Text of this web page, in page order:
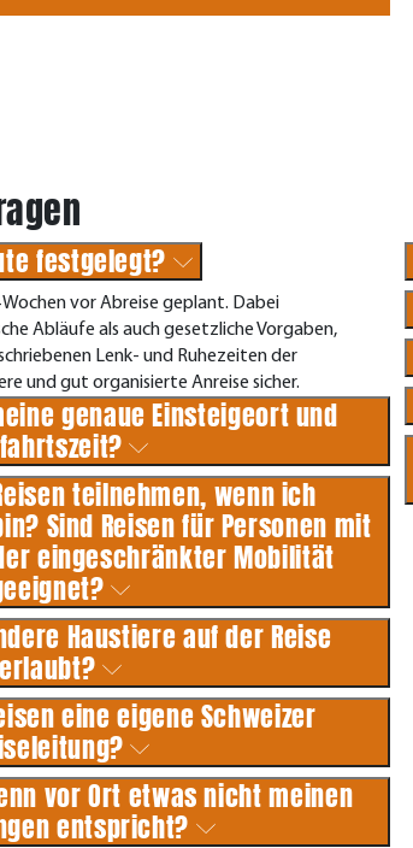
festgelegt?
vor Abreise geplant. Dabei
Abläufe als auch gesetzliche Vorgaben,
Lenk- und Ruhezeiten der
und gut organisierte Anreise sicher.
genaue Einsteigeort und
teilnehmen, wenn ich
Sind Reisen für Personen mit
eingeschränkter Mobilität
Haustiere auf der Reise
erlaubt?
eine eigene Schweizer
vor Ort etwas nicht meinen
entspricht?